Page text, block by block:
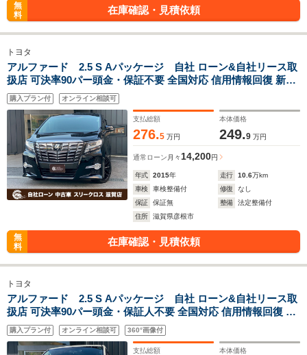
無
料
在庫確認・見積依頼
トヨタ
アルファード 2.5 S Aパッケージ 自社 ローン&自社リース取
扱店 可決率90パー頭金・保証不要 全国対応 信用情報回復 新車
自社 ローン 高 級車 自社 ローン(残価設定可) 自営業OK 最大
120回払い ローン 相 談 窓口 自社大型整備工場 仮審査可
購入プラン付 オンライン相談可
支払総額
276.5 万円
本体価格
249.9 万円
通常ローン 月々 14,200円
年式 2015年 走行 10.6万km
車検
車検整備付 修復
なし
保証
保証無 整備
法定整備付
住所
滋賀県彦根市
無
料
在庫確認・見積依頼
トヨタ
アルファード 2.5 S Aパッケージ 自社 ローン&自社リース取
扱店 可決率90パー頭金・保証人不要 全国対応 信用情報回復 新
車自社 ローン 高 級車 自社 ローン(残価設定可) 自営業OK 最大
120回払い ローン 相 談 窓口 自社大型整備工場 仮審査可
購入プラン付 オンライン相談可 360°画像付
支払総額 本体価格